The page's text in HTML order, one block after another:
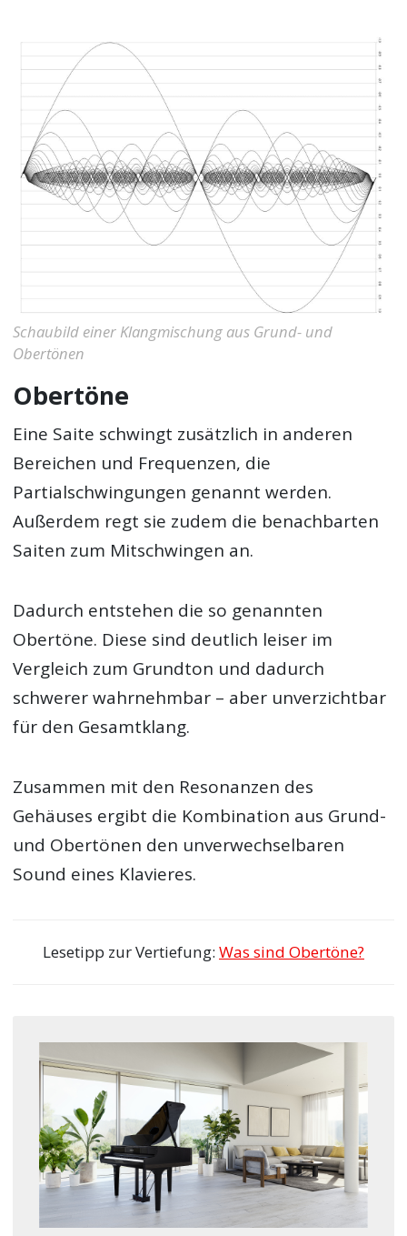
Schaubild einer Klangmischung aus Grund- und
Obertönen
Obertöne
Eine Saite schwingt zusätzlich in anderen
Bereichen und Frequenzen, die
Partialschwingungen genannt werden.
Außerdem regt sie zudem die benachbarten
Saiten zum Mitschwingen an.
Dadurch entstehen die so genannten
Obertöne. Diese sind deutlich leiser im
Vergleich zum Grundton und dadurch
schwerer wahrnehmbar – aber unverzichtbar
für den Gesamtklang.
Zusammen mit den Resonanzen des
Gehäuses ergibt die Kombination aus Grund-
und Obertönen den unverwechselbaren
Sound eines Klavieres.
Lesetipp zur Vertiefung: Was sind Obertöne?